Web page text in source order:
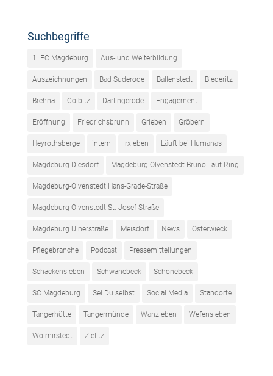
Suchbegriffe
1. FC Magdeburg Aus- und Weiterbildung
Auszeichnungen Bad Suderode Ballenstedt Biederitz
Brehna Colbitz Darlingerode Engagement
Eröffnung Friedrichsbrunn Grieben Gröbern
Heyrothsberge intern Irxleben Läuft bei Humanas
Magdeburg-Diesdorf Magdeburg-Olvenstedt Bruno-Taut-Ring
Magdeburg-Olvenstedt Hans-Grade-Straße
Magdeburg-Olvenstedt St.-Josef-Straße
Magdeburg Ulnerstraße Meisdorf News Osterwieck
Pflegebranche Podcast Pressemitteilungen
Schackensleben Schwanebeck Schönebeck
SC Magdeburg Sei Du selbst Social Media Standorte
Tangerhütte Tangermünde Wanzleben Wefensleben
Wolmirstedt Zielitz